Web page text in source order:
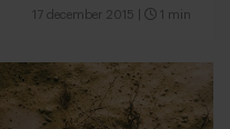
17 december 2015 1 min